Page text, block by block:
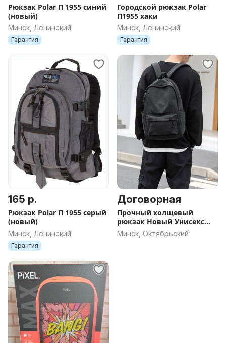
Рюкзак Polar П 1955 синий
(новый)
Минск, Ленинский
Гарантия
Городской рюкзак Polar
П1955 хаки
Минск, Ленинский
Гарантия
165 р.
Рюкзак Polar П 1955 серый
(новый)
Минск, Ленинский
Гарантия
Договорная
Прочный холщевый
рюкзак Новый Унисекс
Хит 2026
Минск, Октябрьский